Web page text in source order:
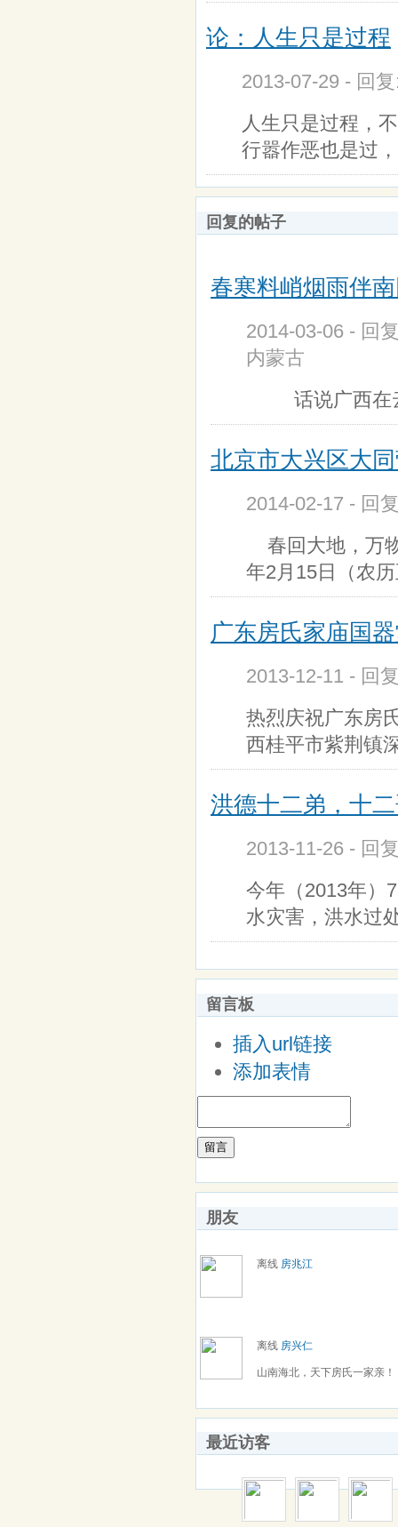
论：人生只是过程
2013-07-29 - 回
人生只是过程，
行嚣作恶也是过
回复的帖子
春寒料峭烟雨伴
2014-03-06 - 回
内蒙古
话说广西在云
北京市大兴区大
2014-02-17 - 回
春回大地，万
年2月15日（农
广东房氏家庙国
2013-12-11 - 回
热烈庆祝广东房
西桂平市紫荆镇
洪德十二弟，十
2013-11-26 - 回
今年（2013年）
水灾害，洪水过
留言板
插入url链接
添加表情
留言
朋友
离线 房兆江
离线 房兴仁
山南海北，天下房氏一家亲！
最近访客